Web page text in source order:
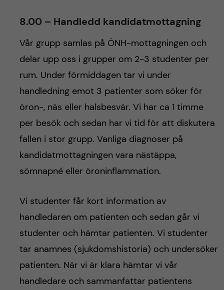
8.00 – Handledd kandidatmottagning
Vår grupp samlas på ÖNH-mottagningen och
delar upp oss i grupper om 2-3 studenter per
rum. Under förmiddagen tar vi under
handledning emot 3 patienter som söker för
öron-, näs eller halsbesvär. Vi har ca 1 timme
per besök och sedan har vi tid för att diskutera
fallen i stor grupp. Vanliga diagnoser på
kandidatmottagningen vara nästäppa,
sömnapné eller öroninflammation.
Vi studenter får kort information av
handledaren om patienten och sedan går vi
studenter och hämtar patienten. Vi studenter
tar anamnes (sjukdomshistoria) och undersöker
patienten. När vi är klara hämtar vi vår
handledare och sammanfattar patientens